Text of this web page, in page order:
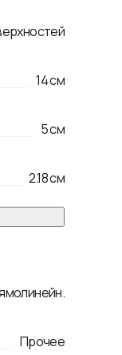
14см
5см
2.18см
Прочее